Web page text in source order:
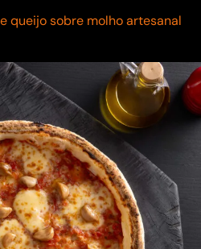
queijo sobre molho artesanal